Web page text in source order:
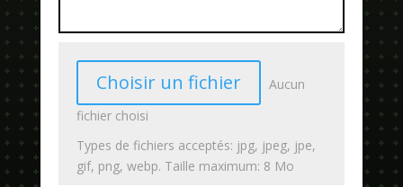
Choisir un fichier
Aucun
fichier choisi
Types de fichiers acceptés: jpg, jpeg, jpe,
gif, png, webp. Taille maximum: 8 Mo